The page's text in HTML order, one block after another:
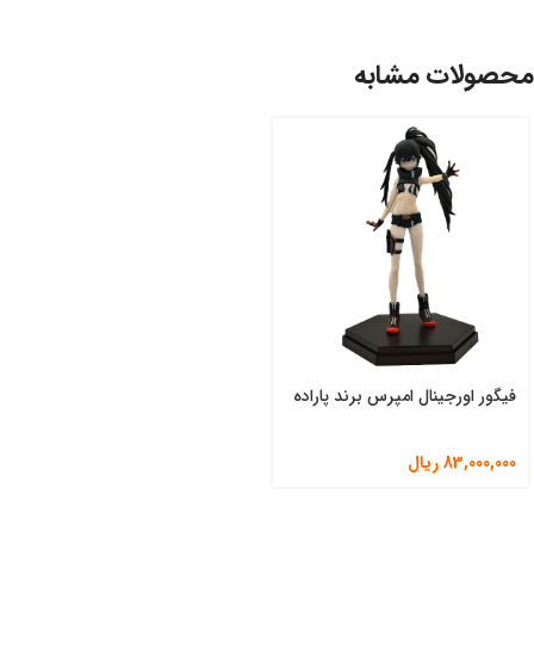
محصولات مشابه
فیگور اورجینال امپرس برند پاراده
83,000,000ریال